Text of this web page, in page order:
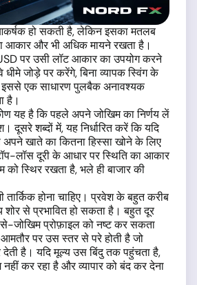
हो सकती है, लेकिन इसका मतलब
आकार और भी अधिक मायने रखता है।
पर उसी लॉट आकार का उपयोग करने
जोड़े पर करेंगे, बिना व्यापक स्विंग के
इससे एक साधारण पुलबैक अनावश्यक
है।
यह है कि पहले अपने जोखिम का निर्णय लें
दूसरे शब्दों में, यह निर्धारित करें कि यदि
अपने खाते का कितना हिस्सा खोने के लिए
लॉस दूरी के आधार पर स्थिति का आकार
स्थिर रखता है, भले ही बाजार की
होना चाहिए। प्रवेश के बहुत करीब
शोर से प्रभावित हो सकता है। बहुत दूर
से-जोखिम प्रोफ़ाइल को नष्ट कर सकता
पर उस स्तर से परे होती है जो
है। यदि मूल्य उस बिंदु तक पहुंचता है,
कर रहा है और व्यापार को बंद कर देना